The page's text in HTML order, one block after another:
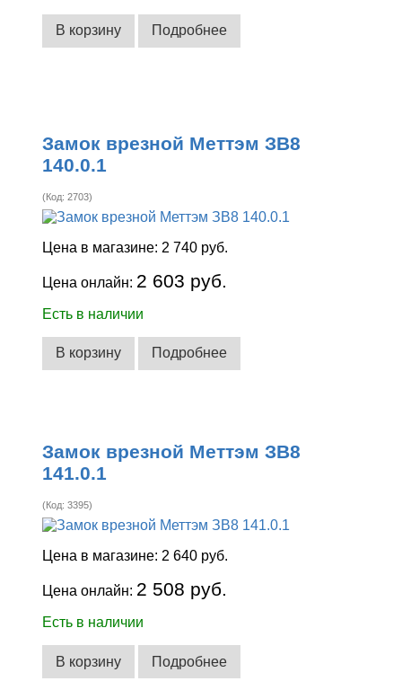
В корзину Подробнее
Замок врезной Меттэм ЗВ8
140.0.1
(Код:2703)
Цена в магазине: 2 740 руб.
Цена онлайн: 2 603 руб.
Есть в наличии
В корзину Подробнее
Замок врезной Меттэм ЗВ8
141.0.1
(Код:3395)
Цена в магазине: 2 640 руб.
Цена онлайн: 2 508 руб.
Есть в наличии
В корзину Подробнее